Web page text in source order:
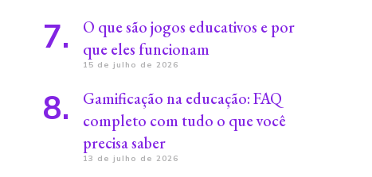
O que são jogos educativos e por
que eles funcionam
15 de julho de 2026
Gamificação na educação: FAQ
completo com tudo o que você
precisa saber
13 de julho de 2026